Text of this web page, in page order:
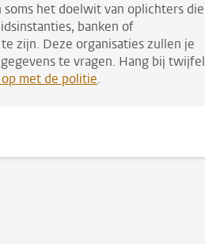
het doelwit van oplichters die
banken of
zijn. Deze organisaties zullen je
te vragen. Hang bij twijfel
met de politie.